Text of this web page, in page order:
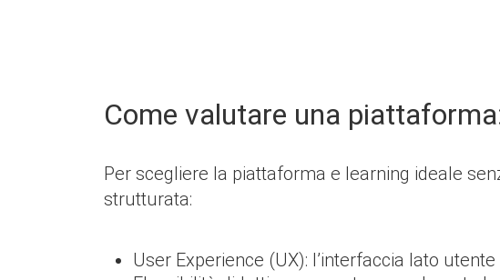
Come valutare una
Per scegliere la piattaforma e learning ideale
strutturata:
User Experience (UX): l’interfaccia lato